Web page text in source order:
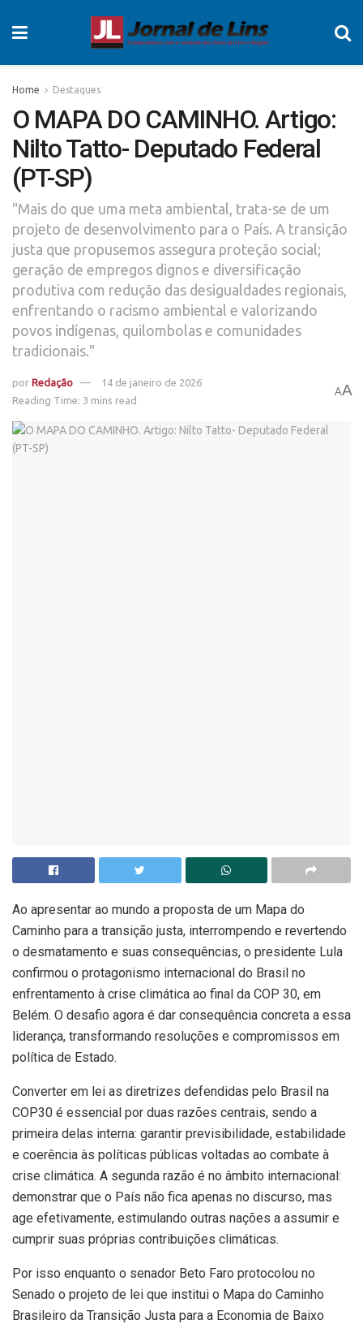
Home Destaques
O MAPA DO CAMINHO. Artigo:
Nilto Tatto- Deputado Federal
(PT-SP)
"Mais do que uma meta ambiental, trata-se de um
projeto de desenvolvimento para o País. A transição
justa que propusemos assegura proteção social;
geração de empregos dignos e diversificação
produtiva com redução das desigualdades regionais,
enfrentando o racismo ambiental e valorizando
povos indígenas, quilombolas e comunidades
tradicionais."
por Redação
14 de janeiro de 2026
Reading Time: 3 mins read
AA
Ao apresentar ao mundo a proposta de um Mapa do
Caminho para a transição justa, interrompendo e revertendo
o desmatamento e suas consequências, o presidente Lula
confirmou o protagonismo internacional do Brasil no
enfrentamento à crise climática ao final da COP 30, em
Belém. O desafio agora é dar consequência concreta a essa
liderança, transformando resoluções e compromissos em
política de Estado.
Converter em lei as diretrizes defendidas pelo Brasil na
COP30 é essencial por duas razões centrais, sendo a
primeira delas interna: garantir previsibilidade, estabilidade
e coerência às políticas públicas voltadas ao combate à
crise climática. A segunda razão é no âmbito internacional:
demonstrar que o País não fica apenas no discurso, mas
age efetivamente, estimulando outras nações a assumir e
cumprir suas próprias contribuições climáticas.
Por isso enquanto o senador Beto Faro protocolou no
Senado o projeto de lei que institui o Mapa do Caminho
Brasileiro da Transição Justa para a Economia de Baixo